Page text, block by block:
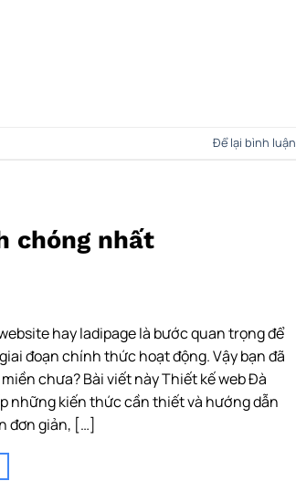
Để lại bình luận
chóng nhất
hay ladipage là bước quan trọng để
đoạn chính thức hoạt động. Vậy bạn đã
chưa? Bài viết này Thiết kế web Đà
những kiến thức cần thiết và hướng dẫn
đơn giản, […]